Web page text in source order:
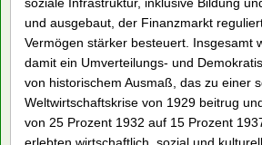
veränderter Wirtschaftslage auch früher
Veränderung der Wirtschafts- und
Für die heutige Zeit ergeben sich
verschiedenen Themen der
Finanzsysteme, ökologische
feministische Wirtschaftstheorie, die wir
Diskussionspaper anreißen. Die GdFF